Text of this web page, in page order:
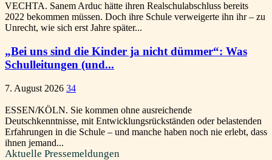
VECHTA. Sanem Arduc hätte ihren Realschulabschluss bereits
2022 bekommen müssen. Doch ihre Schule verweigerte ihn ihr – zu
Unrecht, wie sich erst Jahre später...
„Bei uns sind die Kinder ja nicht dümmer“: Was
Schulleitungen (und...
7. August 2026 34
ESSEN/KÖLN. Sie kommen ohne ausreichende
Deutschkenntnisse, mit Entwicklungsrückständen oder belastenden
Erfahrungen in die Schule – und manche haben noch nie erlebt, dass
ihnen jemand...
Aktuelle Pressemeldungen